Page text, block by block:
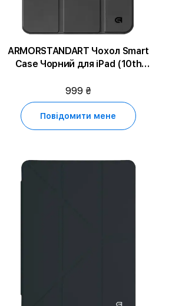
ARMORSTANDART Чохол Smart
Case Чорний для iPad (10th
покоління)
999 ₴
Повідомити мене